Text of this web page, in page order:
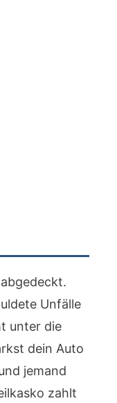
Unfälle
unter die
dein Auto
jemand
zahlt